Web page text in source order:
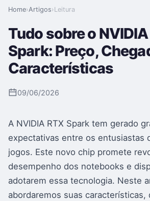
Home›Artigos›Leitura
Tudo sobre o
Spark: Preço,
Características
09/06/2026
A NVIDIA RTX Spark tem gerado
expectativas entre os entusiastas
jogos. Este novo chip promete
desempenho dos notebooks e
adotarem essa tecnologia. Neste
abordaremos suas características,